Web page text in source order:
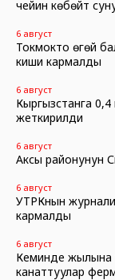
чейин көбөйтүү
6 август
Токмокто өгөй
киши кармалды
6 август
Кыргызстанга
жеткирилди
6 август
Аксы районунун
6 август
УТРКнын
кармалды
6 август
Кеминде жылына
канаттуулар